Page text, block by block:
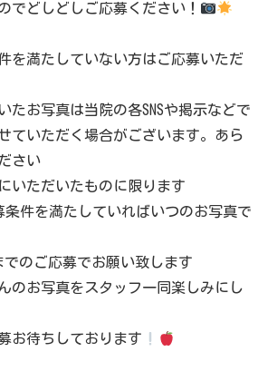
でどしどしご応募ください！
を満たしていない方はご応募いただ
たお写真は当院の各SNSや掲示などで
ていただく場合がございます。あら
さい
いただいたものに限ります
件を満たしていればいつのお写真で
でのご応募でお願い致します
のお写真をスタッフ一同楽しみにし
お待ちしております